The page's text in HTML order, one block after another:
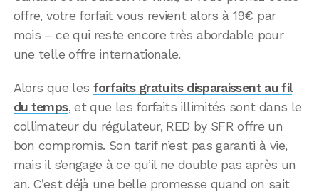
offre, votre forfait vous revient alors à 19€ par
mois – ce qui reste encore très abordable pour
une telle offre internationale.
Alors que les forfaits gratuits disparaissent au fil
du temps, et que les forfaits illimités sont dans le
collimateur du régulateur, RED by SFR offre un
bon compromis. Son tarif n’est pas garanti à vie,
mais il s’engage à ce qu’il ne double pas après un
an. C’est déjà une belle promesse quand on sait